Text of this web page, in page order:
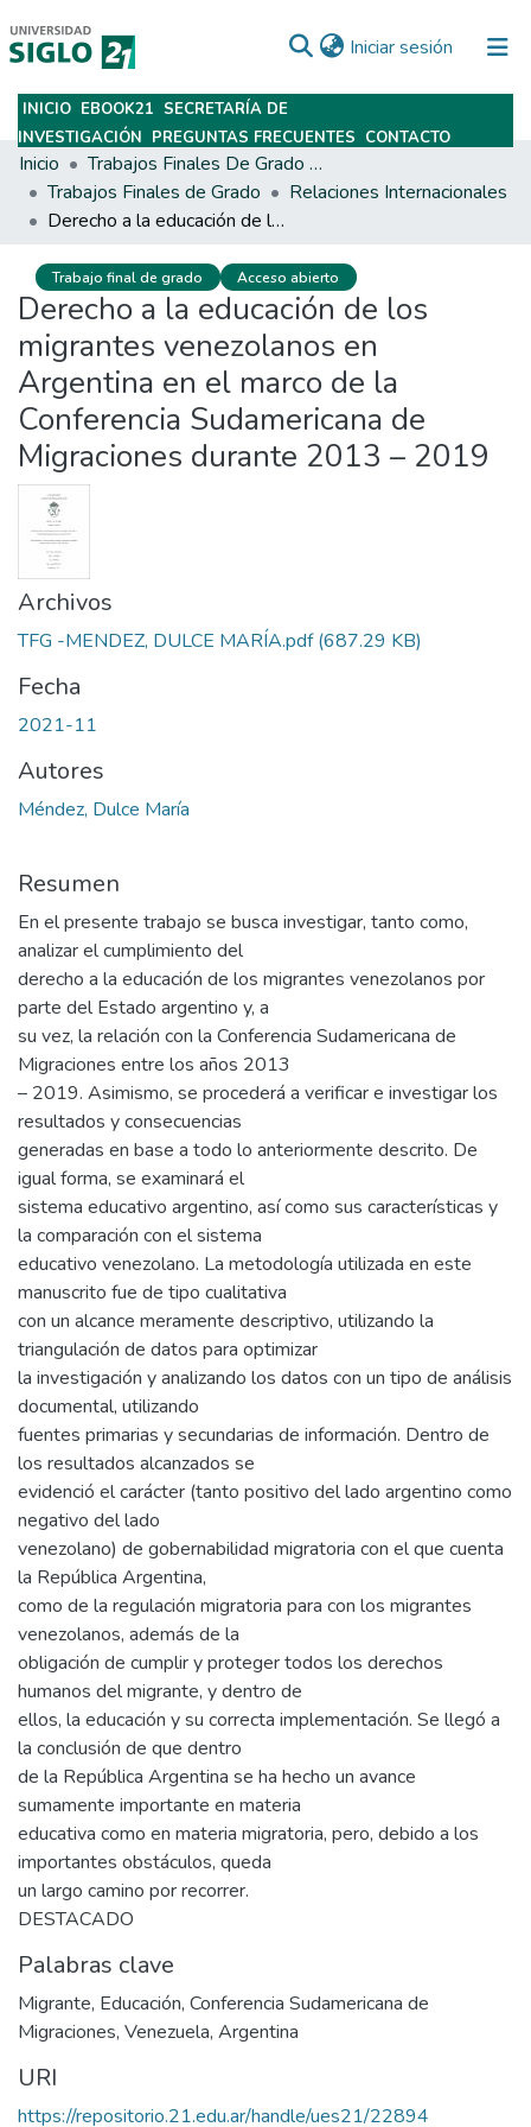
Iniciar sesión (current)
Subir
INICIO EBOOK21 SECRETARÍA DE
INVESTIGACIÓN PREGUNTAS FRECUENTES CONTACTO
Inicio
Trabajos Finales De Grado Y Posgrado
Trabajos Finales de Grado
Relaciones Internacionales
Derecho a la educación de los migrantes venezolanos en Argentina en el marco de la Conferencia Sudamericana de Migraciones durante 2013 – 2019
Trabajo final de grado Acceso abierto
Derecho a la educación de los
migrantes venezolanos en
Argentina en el marco de la
Conferencia Sudamericana de
Migraciones durante 2013 – 2019
Archivos
TFG -MENDEZ, DULCE MARÍA.pdf(687.29 KB)
Fecha
2021-11
Autores
Méndez, Dulce María
Resumen
En el presente trabajo se busca investigar, tanto como,
analizar el cumplimiento del
derecho a la educación de los migrantes venezolanos por
parte del Estado argentino y, a
su vez, la relación con la Conferencia Sudamericana de
Migraciones entre los años 2013
– 2019. Asimismo, se procederá a verificar e investigar los
resultados y consecuencias
generadas en base a todo lo anteriormente descrito. De
igual forma, se examinará el
sistema educativo argentino, así como sus características y
la comparación con el sistema
educativo venezolano. La metodología utilizada en este
manuscrito fue de tipo cualitativa
con un alcance meramente descriptivo, utilizando la
triangulación de datos para optimizar
la investigación y analizando los datos con un tipo de análisis
documental, utilizando
fuentes primarias y secundarias de información. Dentro de
los resultados alcanzados se
evidenció el carácter (tanto positivo del lado argentino como
negativo del lado
venezolano) de gobernabilidad migratoria con el que cuenta
la República Argentina,
como de la regulación migratoria para con los migrantes
venezolanos, además de la
obligación de cumplir y proteger todos los derechos
humanos del migrante, y dentro de
ellos, la educación y su correcta implementación. Se llegó a
la conclusión de que dentro
de la República Argentina se ha hecho un avance
sumamente importante en materia
educativa como en materia migratoria, pero, debido a los
importantes obstáculos, queda
un largo camino por recorrer.
DESTACADO
Palabras clave
Migrante, Educación, Conferencia Sudamericana de
Migraciones, Venezuela, Argentina
URI
https://repositorio.21.edu.ar/handle/ues21/22894